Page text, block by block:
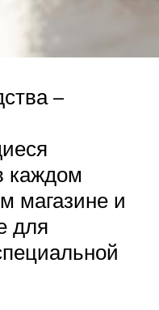
–
каждом
магазине и
для